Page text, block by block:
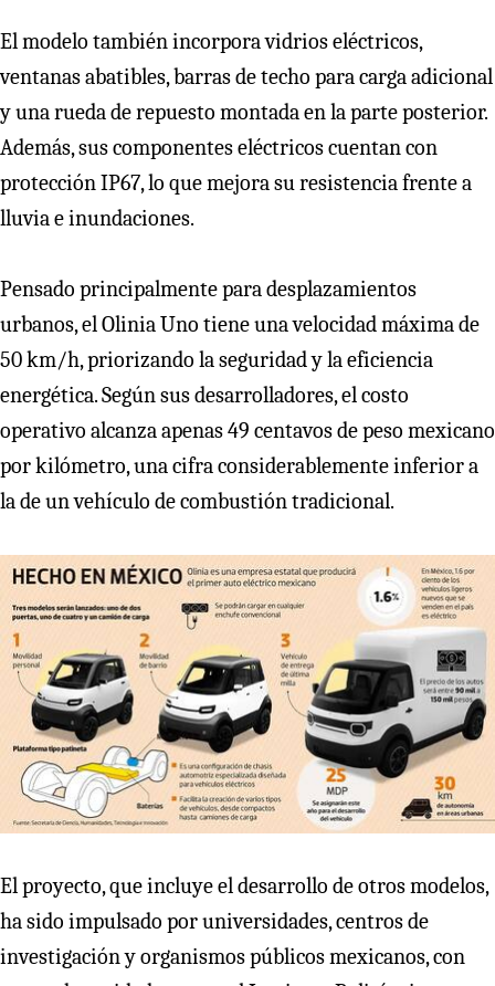
El modelo también incorpora vidrios eléctricos,
ventanas abatibles, barras de techo para carga adicional
y una rueda de repuesto montada en la parte posterior.
Además, sus componentes eléctricos cuentan con
protección IP67, lo que mejora su resistencia frente a
lluvia e inundaciones.
Pensado principalmente para desplazamientos
urbanos, el Olinia Uno tiene una velocidad máxima de
50 km/h, priorizando la seguridad y la eficiencia
energética. Según sus desarrolladores, el costo
operativo alcanza apenas 49 centavos de peso mexicano
por kilómetro, una cifra considerablemente inferior a
la de un vehículo de combustión tradicional.
El proyecto, que incluye el desarrollo de otros modelos,
ha sido impulsado por universidades, centros de
investigación y organismos públicos mexicanos, con